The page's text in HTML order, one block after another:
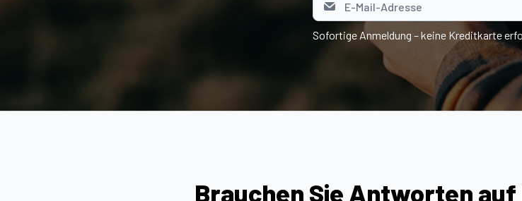
Sofortige Anmeldung – keine Kreditkarte
Brauchen Sie Antworten auf